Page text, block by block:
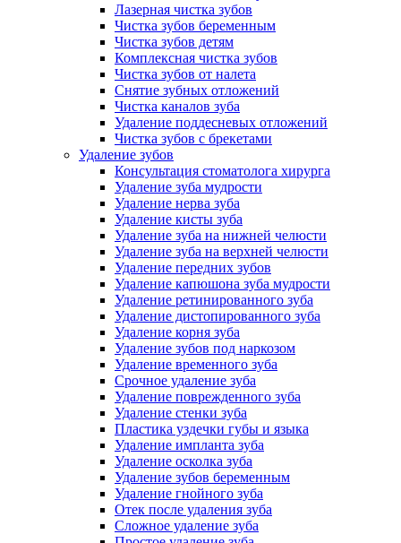
Лазерная чистка зубов
Чистка зубов беременным
Чистка зубов детям
Комплексная чистка зубов
Чистка зубов от налета
Снятие зубных отложений
Чистка каналов зуба
Удаление поддесневых отложений
Чистка зубов с брекетами
Удаление зубов
Консультация стоматолога хирурга
Удаление зуба мудрости
Удаление нерва зуба
Удаление кисты зуба
Удаление зуба на нижней челюсти
Удаление зуба на верхней челюсти
Удаление передних зубов
Удаление капюшона зуба мудрости
Удаление ретинированного зуба
Удаление дистопированного зуба
Удаление корня зуба
Удаление зубов под наркозом
Удаление временного зуба
Срочное удаление зуба
Удаление поврежденного зуба
Удаление стенки зуба
Пластика уздечки губы и языка
Удаление импланта зуба
Удаление осколка зуба
Удаление зубов беременным
Удаление гнойного зуба
Отек после удаления зуба
Сложное удаление зуба